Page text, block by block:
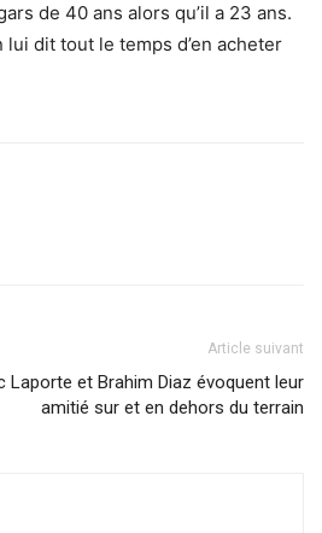
de 40 ans alors qu’il a 23 ans.
dit tout le temps d’en acheter
Article suivant
Laporte et Brahim Diaz évoquent leur
amitié sur et en dehors du terrain